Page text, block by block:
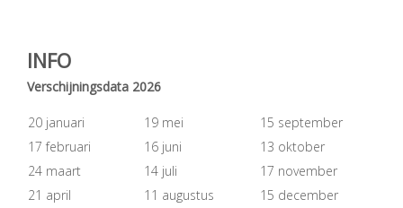
INFO
Verschijningsdata 2026
20 januari 19 mei
15 september
17 februari
16 juni
13 oktober
24 maart
14 juli
17 november
21 april
11 augustus
15 december